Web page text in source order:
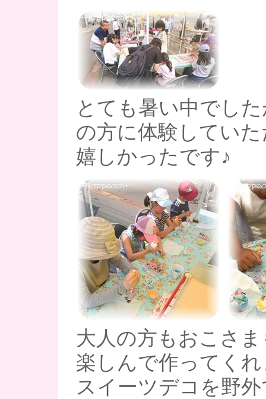
とても暑い中でし
の方に体験してい
嬉しかったです♪
大人の方もおこさ
楽しんで作ってく
スイーツデコを野